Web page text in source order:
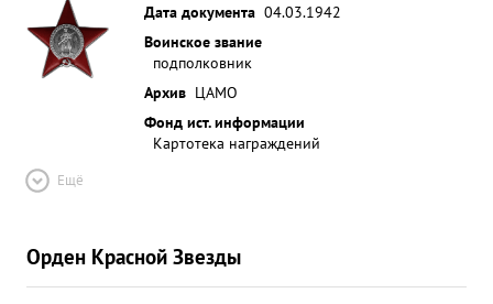
Дата документа 04.03.1942
Воинское звание
подполковник
Архив ЦАМО
Фонд ист. информации
Картотека награждений
Ещё
Орден Красной Звезды